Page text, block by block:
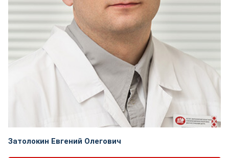
Затолокин Евгений Олегович